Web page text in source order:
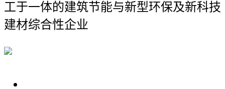
工于一体的建筑节能与新型环保及新科技
建材综合性企业